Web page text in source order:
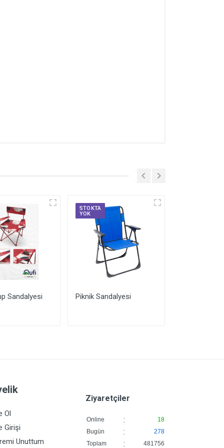
Sandalyesi
STOKTA
YOK
Piknik Sandalyesi
Ol
Girişi
Unuttum
Ziyaretçiler
Online :
18
Bugün
:
278
Toplam
: 481756